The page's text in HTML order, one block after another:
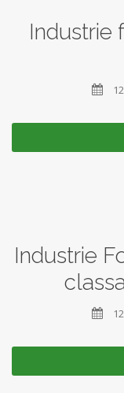
Industrie

Industrie
